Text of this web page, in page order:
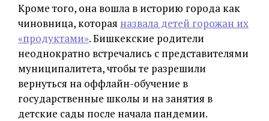
Кроме того, она вошла в историю города как
чиновница, которая назвала детей горожан их
«продуктами». Бишкекские родители
неоднократно встречались с представителями
муниципалитета, чтобы те разрешили
вернуться на оффлайн-обучение в
государственные школы и на занятия в
детские сады после начала пандемии.